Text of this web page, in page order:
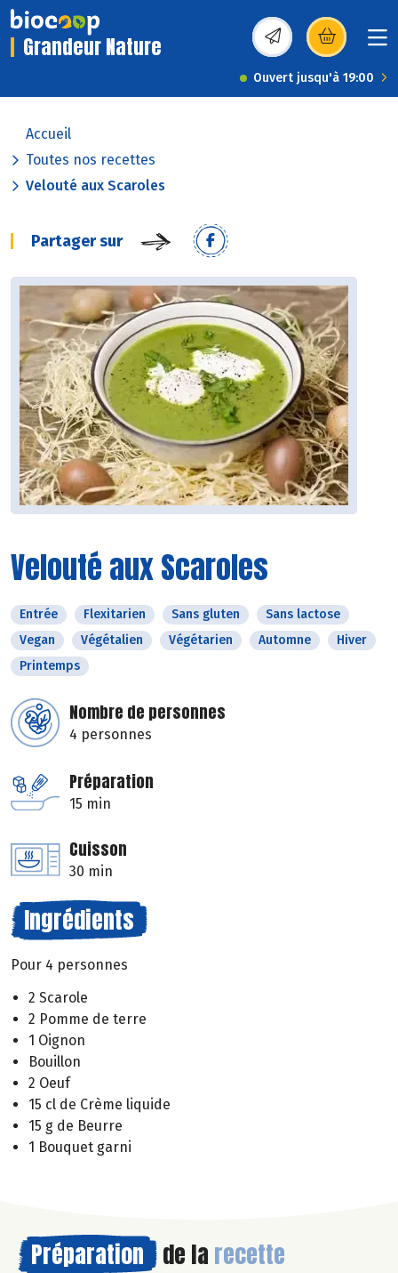
Grandeur Nature (s’ouvre dans une
Ouvert jusqu'à 19:00
Accueil
Toutes nos recettes
Velouté aux Scaroles
Partager sur
Velouté aux Scaroles
Entrée Flexitarien Sans gluten
Sans lactose
Vegan
Végétalien Végétarien Automne
Hiver
Printemps
Nombre de personnes
4 personnes
Préparation
15 min
Cuisson
30 min
Ingrédients
Pour 4 personnes
2 Scarole
2 Pomme de terre
1 Oignon
Bouillon
2 Oeuf
15 cl de Crème liquide
15 g de Beurre
1 Bouquet garni
Préparation de la recette